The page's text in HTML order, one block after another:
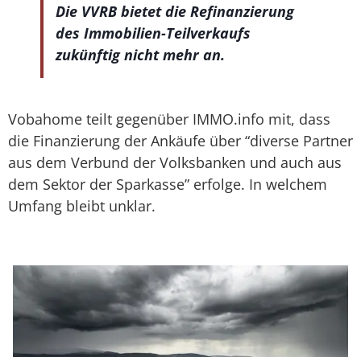
Die VVRB bietet die Refinanzierung
des Immobilien-Teilverkaufs
zukünftig nicht mehr an.
Vobahome teilt gegenüber IMMO.info mit, dass
die Finanzierung der Ankäufe über “diverse Partner
aus dem Verbund der Volksbanken und auch aus
dem Sektor der Sparkasse” erfolge. In welchem
Umfang bleibt unklar.